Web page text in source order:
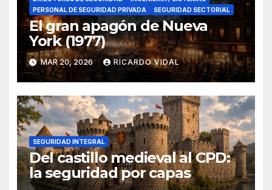
PERSONAL DE SEGURIDAD PRIVADA
SEGURIDAD SECTORIAL
El gran apagón de Nueva
York (1977)
MAR 20, 2026 RICARDO VIDAL
SEGURIDAD INTEGRAL
Del castillo medieval al CPD:
la seguridad por capas